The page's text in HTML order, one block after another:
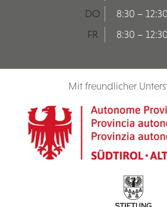
DO
8:30 –
FR
8:30 –
Mit freundlicher